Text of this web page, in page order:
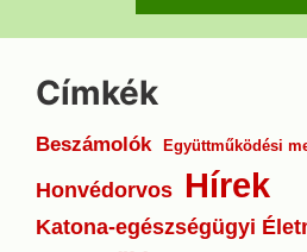
Címkék
Beszámolók Együttműködési
Honvédorvos Hírek
Katona-egészségügyi